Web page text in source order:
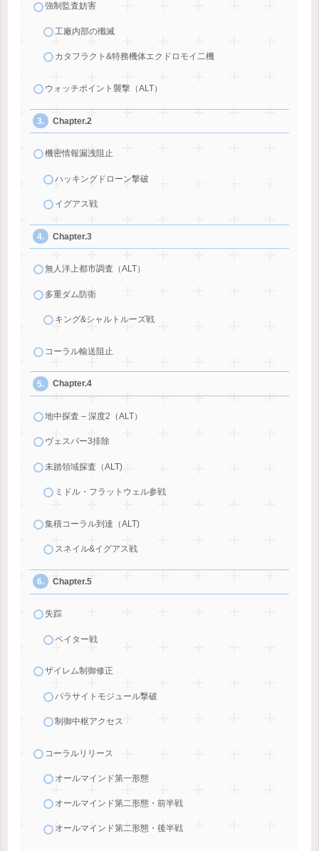
強制監査妨害
工廠内部の殲滅
カタフラクト&特務機体エクドロモイ二機
ウォッチポイント襲撃（ALT）
Chapter.2
機密情報漏洩阻止
ハッキングドローン撃破
イグアス戦
Chapter.3
無人洋上都市調査（ALT）
多重ダム防衛
キング&シャルトルーズ戦
コーラル輸送阻止
Chapter.4
地中探査 – 深度2（ALT）
ヴェスパー3排除
未踏領域探査（ALT)
ミドル・フラットウェル参戦
集積コーラル到達（ALT)
スネイル&イグアス戦
Chapter.5
失踪
ペイター戦
ザイレム制御修正
パラサイトモジュール撃破
制御中枢アクセス
コーラルリリース
オールマインド第一形態
オールマインド第二形態・前半戦
オールマインド第二形態・後半戦